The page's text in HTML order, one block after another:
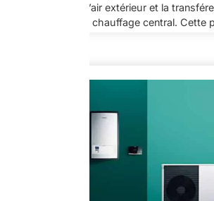
chaleur de l’air extérieur et la
système de chauffage central. Cette
vos factures de chauffage.
uniforme de la chaleur dans votre
notre réservoir tampon intégré. Ce
de stocker l’énergie thermique
pompe à chaleur, garantissant ainsi
constant et confortable dans votre